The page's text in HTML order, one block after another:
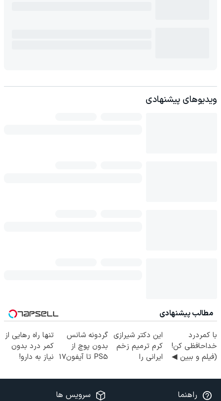
ویدیوهای پیشنهادی
مطالب پیشنهادی
با کمردرد
خداحافظی کن!
(فیلم و ببین ◀
پرکن)
این دکتر شیرازی
کرم ترمیم زخم
ایرانی را
گردونه شانس
بدون پوچ از
PS5 تا آیفون17
تنها راه رهایی از
کمر درد بدون
نیاز به دارو!
راهنما سرویس ها